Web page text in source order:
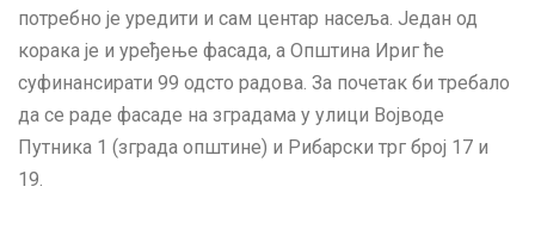
потребно је уредити и сам центар насеља. Један од
корака је и уређење фасада, а Општина Ириг ће
суфинансирати 99 одсто радова. За почетак би требало
да се раде фасаде на зградама у улици Војводе
Путника 1 (зграда општине) и Рибарски трг број 17 и
19.